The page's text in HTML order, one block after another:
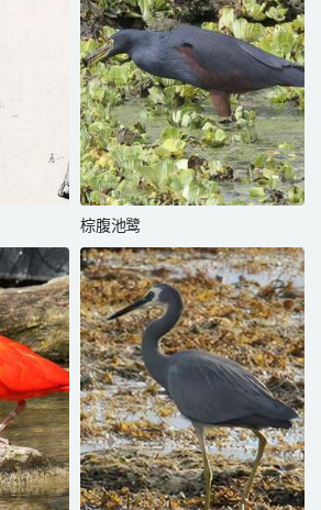
棕腹池鹭